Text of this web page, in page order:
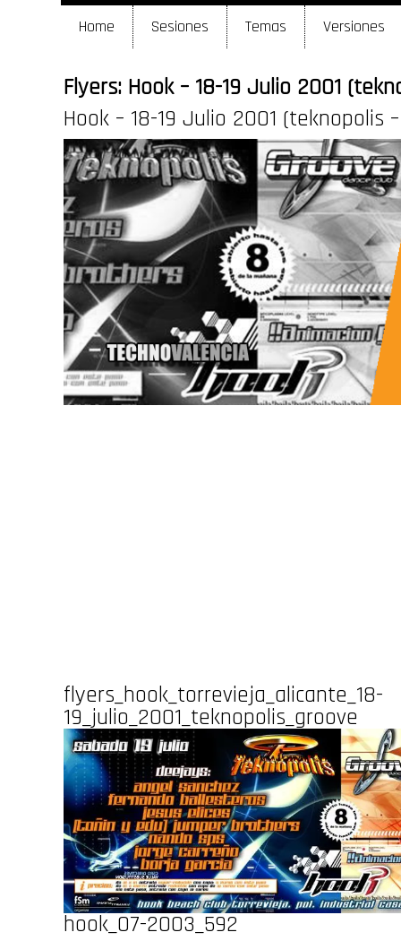
Home Sesiones Temas Versiones
Flyers: Hook – 18-19 Julio 2001
Hook – 18-19 Julio 2001 (teknopolis
flyers_hook_torrevieja_alicante_18-
19_julio_2001_teknopolis_groove
hook_07-2003_592